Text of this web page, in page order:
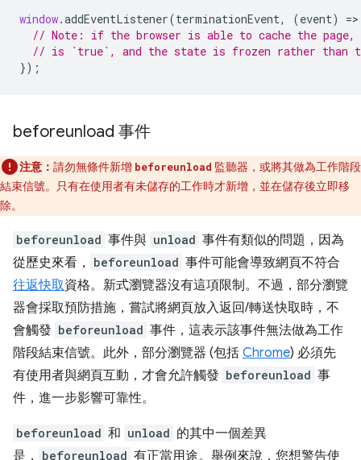
window.addEventListener(terminationEvent, (event) =>
// Note: if the browser is able to cache the page,
// is `true`, and the state is frozen rather than
});
beforeunload 事件
注意： 請勿無條件新增 beforeunload 監聽器，或將其做為工作階段
結束信號。只有在使用者有未儲存的工作時才新增，並在儲存後立即移
除。
beforeunload 事件與 unload 事件有類似的問題，因為
從歷史來看，
beforeunload 事件可能會導致網頁不符合
往返快取資格。新式瀏覽器沒有這項限制。不過，部分瀏覽
器會採取預防措施，嘗試將網頁放入返回/轉送快取時，不
會觸發 beforeunload 事件，這表示該事件無法做為工作
階段結束信號。此外，部分瀏覽器 (包括 Chrome) 必須先
有使用者與網頁互動，才會允許觸發 beforeunload 事
件，進一步影響可靠性。
beforeunload 和 unload 的其中一個差異
是，
beforeunload 有正當用途。舉例來說，您想警告使